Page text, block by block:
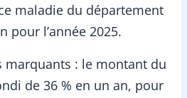
maladie du département
pour l’année 2025.
marquants : le montant du
de 36 % en un an, pour